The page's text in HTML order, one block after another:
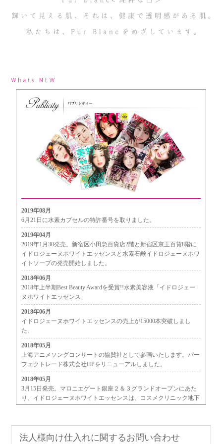
2019年08月
6月21日に水素カプセルの特許番号を取りました。
2019年04月
2019年1月30発売。新宿区小田急百貨店2階と新宿区京王百貨8階に
イドロジェーヌホワイトエッセンスと水素石鹸イドロジェーヌホワ
イトソープの発売開始しました。
2018年06月
2018年上半期Best Beauty Awardを受賞!!水素美容液「イドロジェー
ヌホワイトエッセンス」
2018年06月
イドロジェーヌホワイトエッセンスの売上が15000本突破しまし
た。
2018年05月
上海アニメソングコンサートの協賛社として参画いたします。パー
フェクトレード株式会社HPをリニューアルしました。
2018年05月
3月15日発売。マロニエゲート銀座２＆３グランドオープンにあた
り、イドロジェーヌホワイトエッセンスは、コスメクリニック地下
一階にて販売開始しました。
法人様向け仕入れに関するお問い合わせ